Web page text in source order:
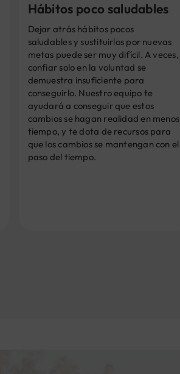
Hábitos poco saludables
Dejar atrás hábitos pocos
saludables y sustituirlos por nuevas
metas puede ser muy difícil. A veces,
confiar solo en la voluntad se
demuestra insuficiente para
conseguirlo. Nuestro equipo te
ayudará a conseguir que estos
cambios se hagan realidad en menos
tiempo, y te dota de recursos para
que los cambios se mantengan con el
paso del tiempo.